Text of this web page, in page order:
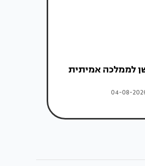
לממלכה אמיתית
04-08-